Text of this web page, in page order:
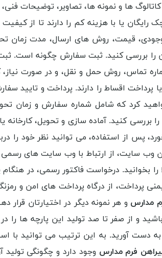
ها و نمونه ها، تصاویر، توضیحات
رایگان یا با هزینه کم را دارند تا از
قیمت، روش های ارسال، مدت زمان
را بررسی کنید. ثبت سفارش چگونه است.
تماس، روش حمل و نقل، و در صورت
پرداخت اقساط را دارند. پرداخت و تایید
کرد که شامل شماره سفارش و زمان
کنید. آماده سازی و تحویل، کارخانه
پس از استفاده، می توانید نظر خود
سایت، از ارتباط با وب سایت های رسمی
را بخوانید. درخواست فاکتور رسمی، در
پرداخت، از درگاه پرداخت های امن و
مدارس و هر نمونه دیگر در اختیارتان
و از صفر تا صد تولید این پارچه ها را
آورید. به این ترتیب می توانید با
فرم مدارس وجود دارد و چگونگی